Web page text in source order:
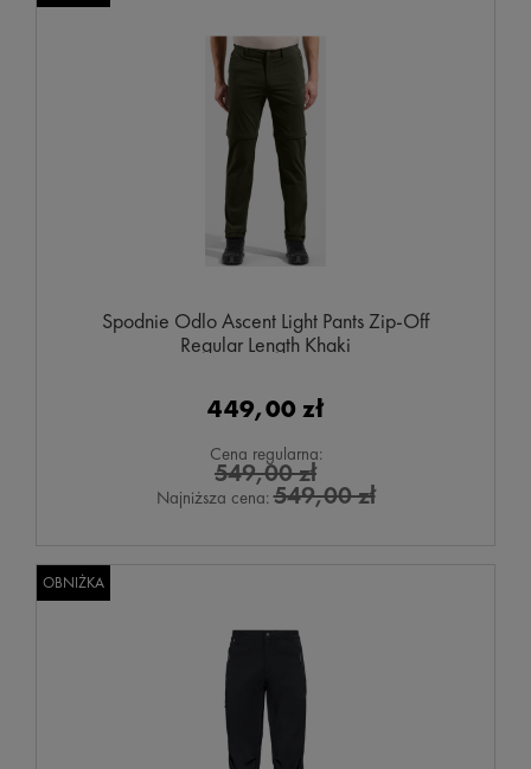
Spodnie Odlo Ascent Light Pants Zip-Off
Regular Length Khaki
449,00 zł
Cena regularna:
549,00 zł
Najniższa cena:549,00 zł
OBNIŻKA